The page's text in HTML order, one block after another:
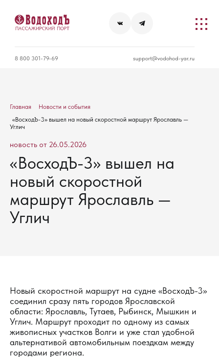
8 800 301-79-69 support@vodohod-yar.ru
Главная
Новости и события
«ВосходЪ-3» вышел на новый скоростной маршрут Ярославль —
Углич
новость от 26.05.2026
«ВосходЪ-3» вышел на
новый скоростной
маршрут Ярославль —
Углич
Новый скоростной маршрут на судне «ВосходЪ-3»
соединил сразу пять городов Ярославской
области: Ярославль, Тутаев, Рыбинск, Мышкин и
Углич. Маршрут проходит по одному из самых
живописных участков Волги и уже стал удобной
альтернативой автомобильным поездкам между
городами региона.